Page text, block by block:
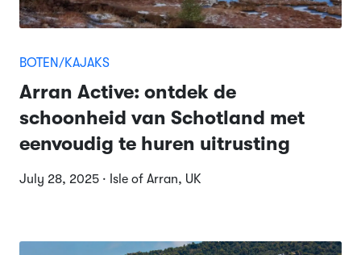
BOTEN/KAJAKS
Arran Active: ontdek de
schoonheid van Schotland met
eenvoudig te huren uitrusting
July 28, 2025 · Isle of Arran, UK